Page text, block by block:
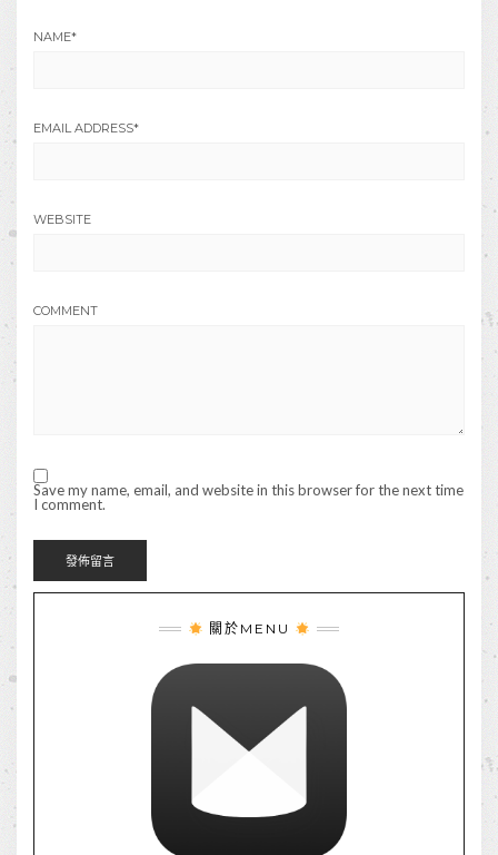
NAME*
EMAIL ADDRESS*
WEBSITE
COMMENT
Save my name, email, and website in this browser for the next time
I comment.
關於MENU